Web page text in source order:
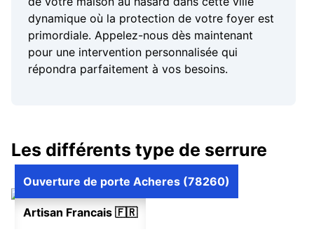
dynamique où la protection de votre foyer est
primordiale. Appelez-nous dès maintenant
pour une intervention personnalisée qui
répondra parfaitement à vos besoins.
Les différents type de serrure
Artisan Francais 🇫🇷
Ouverture de porte Acheres (78260)